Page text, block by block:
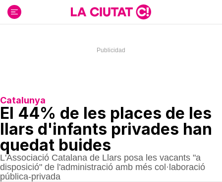
contenido
Catalunya
El 44% de les places de les
llars d'infants privades han
quedat buides
L'Associació Catalana de Llars posa les vacants "a
disposició" de l'administració amb més col·laboració
pública-privada